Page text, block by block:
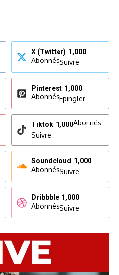
X (Twitter) 1,000
AbonnésSuivre
Pinterest 1,000
AbonnésEpingler
Tiktok 1,000Abonnés
Suivre
Soundcloud 1,000
AbonnésSuivre
Dribbble 1,000
AbonnésSuivre